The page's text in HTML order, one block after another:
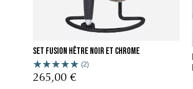
Set Fusion Hêtre Noir et Chrome
(2)
265,00 €